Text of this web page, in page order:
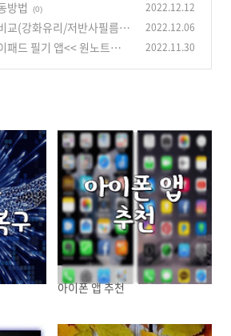
방법 (0) 2022.12.12
교(강화유리/저반사필름/
2022.12.06
패드 필기 앱<< 원노트와
2022.11.30
아이폰 앱 추천